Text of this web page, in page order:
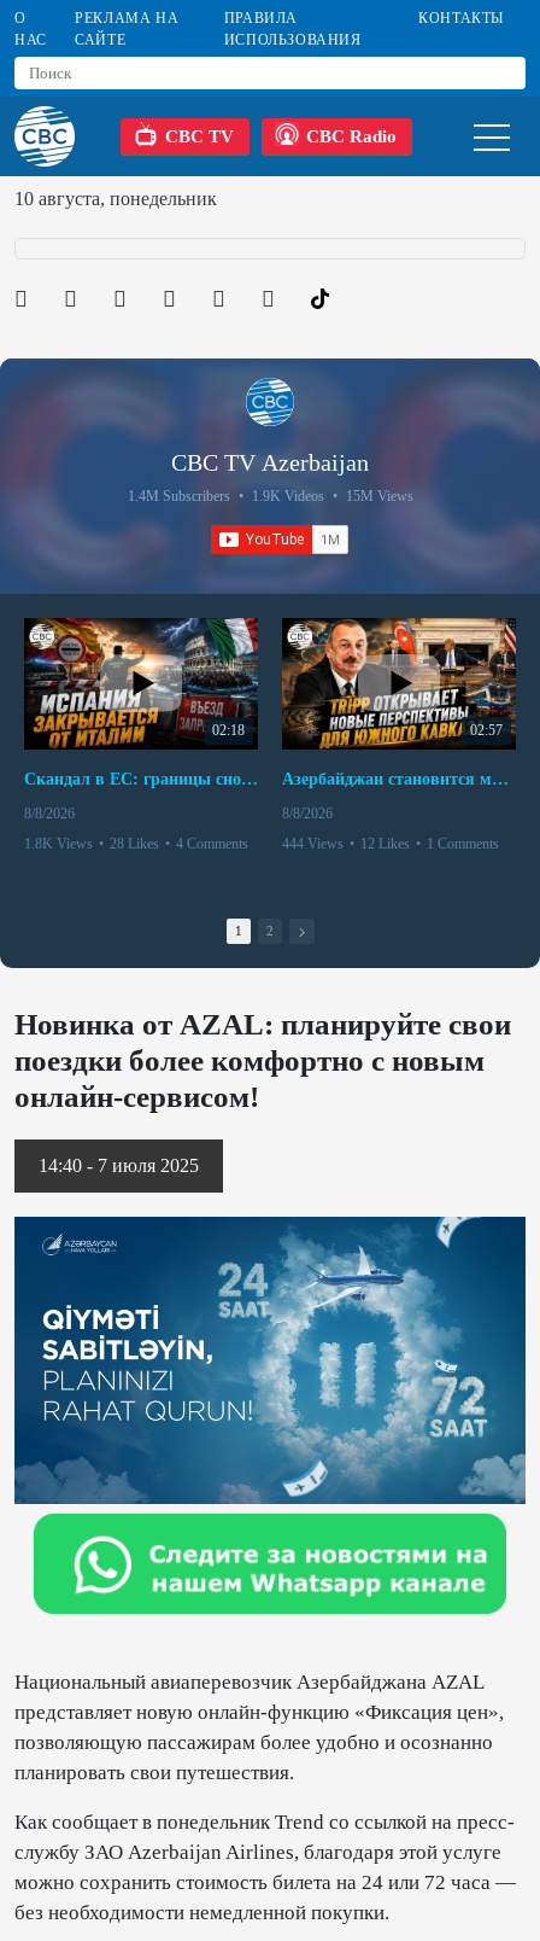
О
НАС
РЕКЛАМА НА
САЙТЕ
ПРАВИЛА
ИСПОЛЬЗОВАНИЯ
КОНТАКТЫ
CBC TV CBC Radio
10 августа, понедельник
CBC TV Azerbaijan
1.4M Subscribers • 1.9K Videos • 15M Views
02:18
Скандал в ЕС: границы снова под контролем
8/8/2026
1.8K Views • 28 Likes • 4 Comments
02:57
Азербайджан становится мостом между Востоком и Западом
8/8/2026
444 Views • 12 Likes • 1 Comments
1 2
Новинка от AZAL: планируйте свои
поездки более комфортно с новым
онлайн-сервисом!
14:40 - 7 июля 2025
Национальный авиаперевозчик Азербайджана AZAL
представляет новую онлайн-функцию «Фиксация цен»,
позволяющую пассажирам более удобно и осознанно
планировать свои путешествия.
Как сообщает в понедельник Trend со ссылкой на пресс-
службу ЗАО Azerbaijan Airlines, благодаря этой услуге
можно сохранить стоимость билета на 24 или 72 часа —
без необходимости немедленной покупки.